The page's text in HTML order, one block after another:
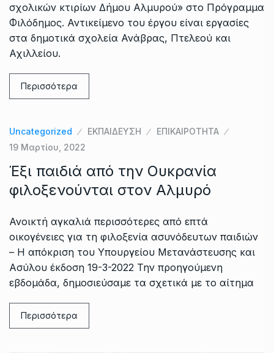
σχολικών κτιρίων Δήμου Αλμυρού» στο Πρόγραμμα
Φιλόδημος. Αντικείμενο του έργου είναι εργασίες
στα δημοτικά σχολεία Ανάβρας, Πτελεού και
Αχιλλείου.
Περισσότερα
Uncategorized ΕΚΠΑΙΔΕΥΣΗ
ΕΠΙΚΑΙΡΟΤΗΤΑ
19 Μαρτίου, 2022
Έξι παιδιά από την Ουκρανία
φιλοξενούνται στον Αλμυρό
Ανοικτή αγκαλιά περισσότερες από επτά
οικογένειες για τη φιλοξενία ασυνόδευτων παιδιών
– Η απόκριση του Υπουργείου Μετανάστευσης και
Ασύλου έκδοση 19-3-2022 Την προηγούμενη
εβδομάδα, δημοσιεύσαμε τα σχετικά με το αίτημα
Περισσότερα